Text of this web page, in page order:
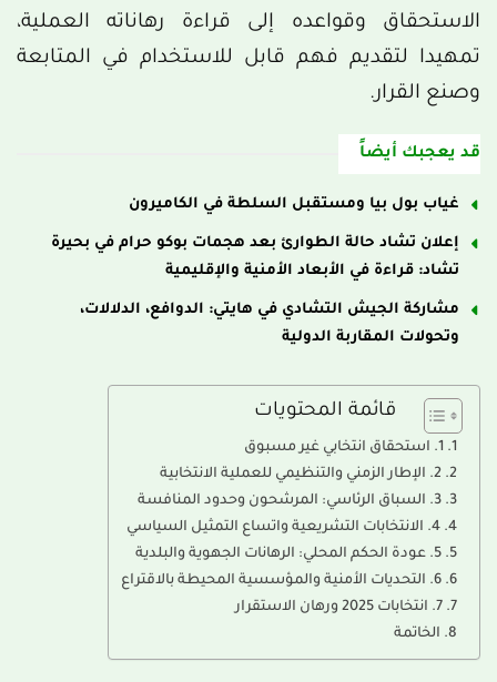
الاستحقاق وقواعده إلى قراءة رهاناته العملية،
تمهيدا لتقديم فهم قابل للاستخدام في المتابعة
وصنع القرار.
قد يعجبك أيضاً
غياب بول بيا ومستقبل السلطة في الكاميرون
إعلان تشاد حالة الطوارئ بعد هجمات بوكو حرام في بحيرة
تشاد: قراءة في الأبعاد الأمنية والإقليمية
مشاركة الجيش التشادي في هايتي: الدوافع، الدلالات،
وتحولات المقاربة الدولية
قائمة المحتويات
1. استحقاق انتخابي غير مسبوق
2. الإطار الزمني والتنظيمي للعملية الانتخابية
3. السباق الرئاسي: المرشحون وحدود المنافسة
4. الانتخابات التشريعية واتساع التمثيل السياسي
5. عودة الحكم المحلي: الرهانات الجهوية والبلدية
6. التحديات الأمنية والمؤسسية المحيطة بالاقتراع
7. انتخابات 2025 ورهان الاستقرار
الخاتمة